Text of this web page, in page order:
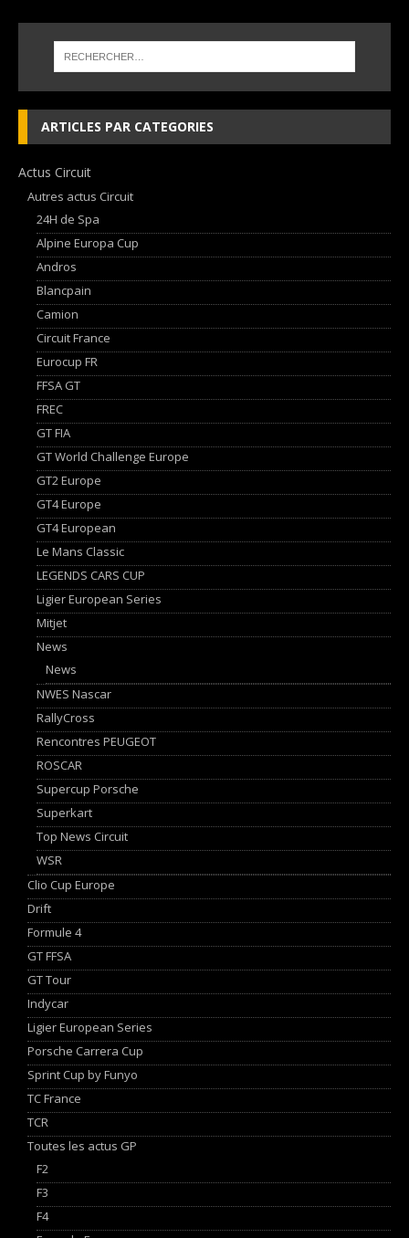
ARTICLES PAR CATEGORIES
Actus Circuit
Autres actus Circuit
24H de Spa
Alpine Europa Cup
Andros
Blancpain
Camion
Circuit France
Eurocup FR
FFSA GT
FREC
GT FIA
GT World Challenge Europe
GT2 Europe
GT4 Europe
GT4 European
Le Mans Classic
LEGENDS CARS CUP
Ligier European Series
Mitjet
News
News
NWES Nascar
RallyCross
Rencontres PEUGEOT
ROSCAR
Supercup Porsche
Superkart
Top News Circuit
WSR
Clio Cup Europe
Drift
Formule 4
GT FFSA
GT Tour
Indycar
Ligier European Series
Porsche Carrera Cup
Sprint Cup by Funyo
TC France
TCR
Toutes les actus GP
F2
F3
F4